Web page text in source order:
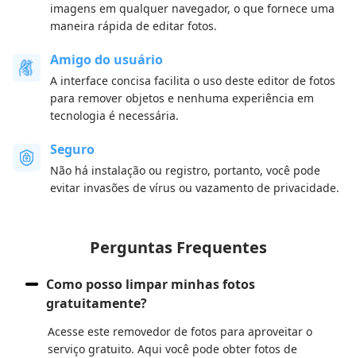
imagens em qualquer navegador, o que fornece uma
maneira rápida de editar fotos.
Amigo do usuário
A interface concisa facilita o uso deste editor de fotos
para remover objetos e nenhuma experiência em
tecnologia é necessária.
Seguro
Não há instalação ou registro, portanto, você pode
evitar invasões de vírus ou vazamento de privacidade.
Perguntas Frequentes
Como posso limpar minhas fotos
gratuitamente?
Acesse este removedor de fotos para aproveitar o
serviço gratuito. Aqui você pode obter fotos de